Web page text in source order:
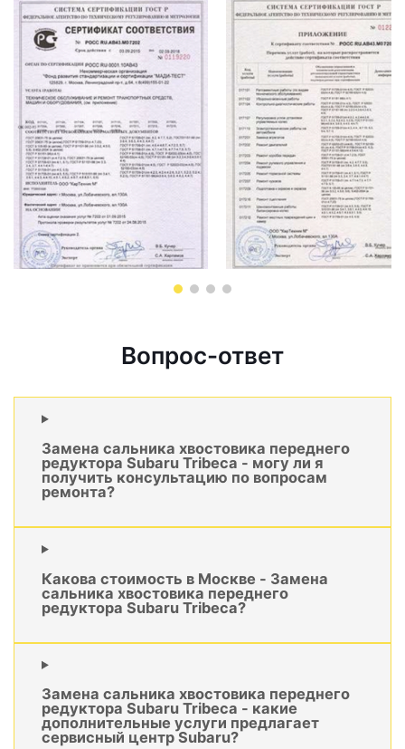
Вопрос-ответ
Замена сальника хвостовика переднего
редуктора Subaru Tribeca - могу ли я
получить консультацию по вопросам
ремонта?
Какова стоимость в Москве - Замена
сальника хвостовика переднего
редуктора Subaru Tribeca?
Замена сальника хвостовика переднего
редуктора Subaru Tribeca - какие
дополнительные услуги предлагает
сервисный центр Subaru?